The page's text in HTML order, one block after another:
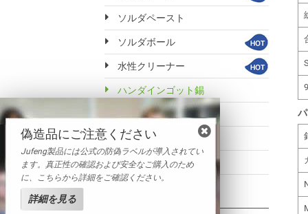
ソルダペースト
ソルダボール
水性クリーナー
ハンダインゴット錫
錫基ホワイトメタル
鉛インゴット
その他ハンダ製品
偽造品にご注意ください
Jufeng製品には公式の防偽ラベルが導入されてい
ます。真正性の確認および安全なご購入のため
に、こちらから詳細をご確認ください。
詳細を見る